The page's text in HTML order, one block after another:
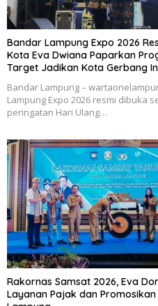
Bandar Lampung Expo 2026
Kota Eva Dwiana Paparkan
Target Jadikan Kota Gerbang
Bandar Lampung –
Lampung Expo 2026 resmi dibuka
peringatan Hari Ulang…
Rakornas Samsat 2026, Eva
Layanan Pajak dan